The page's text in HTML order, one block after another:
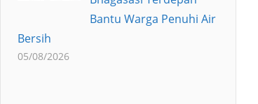
Bantu Warga Penuhi Air
Bersih
05/08/2026